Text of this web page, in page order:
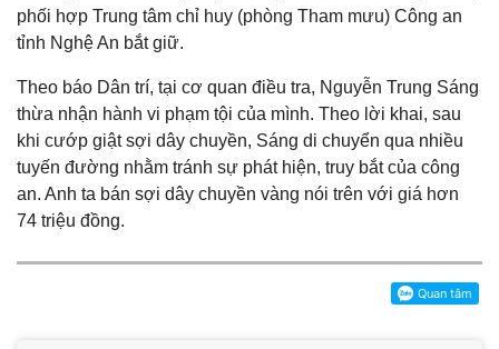
phối hợp Trung tâm chỉ huy (phòng Tham mưu) Công an
tỉnh Nghệ An bắt giữ.
Theo báo Dân trí, tại cơ quan điều tra, Nguyễn Trung Sáng
thừa nhận hành vi phạm tội của mình. Theo lời khai, sau
khi cướp giật sợi dây chuyền, Sáng di chuyển qua nhiều
tuyến đường nhằm tránh sự phát hiện, truy bắt của công
an. Anh ta bán sợi dây chuyền vàng nói trên với giá hơn
74 triệu đồng.